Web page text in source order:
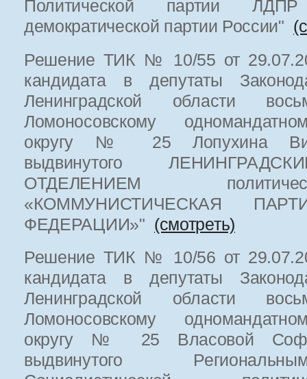
Политической партии
демократической партии России"
Решение ТИК № 10/55 от
кандидата в депутаты
Ленинградской области
Ломоносовскому
округу № 25 Лопухина
выдвинутого
ОТДЕЛЕНИЕМ
«КОММУНИСТИЧЕСКАЯ
ФЕДЕРАЦИИ»" (смотреть)
Решение ТИК № 10/56 от
кандидата в депутаты
Ленинградской области
Ломоносовскому
округу № 25 Власовой
выдвинутого